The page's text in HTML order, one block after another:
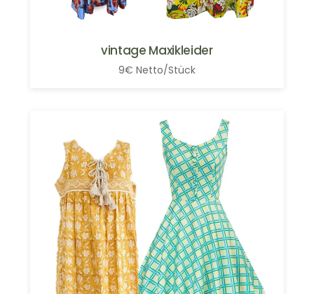
vintage Maxikleider
9€ Netto/Stück